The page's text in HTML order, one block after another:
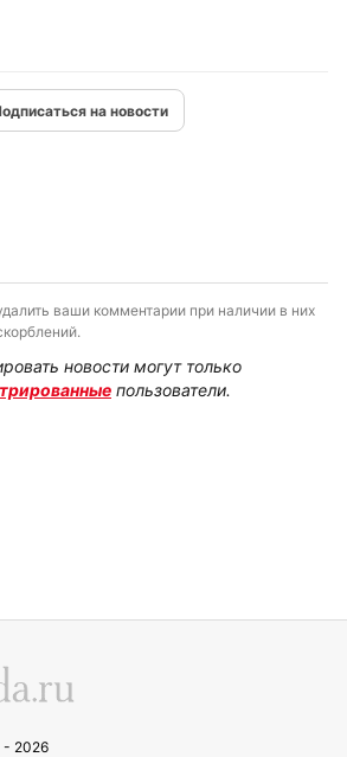
на новости
ваши комментарии при наличии в них
новости могут только
пользователи.
- 2026